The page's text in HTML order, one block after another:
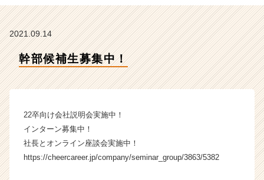
業
ム
ラ
ン】
ベ
チ
ャ
2021.09.14
幹部候補生募集中！
22卒向け会社説明会実施中！
インターン募集中！
社長とオンライン座談会実施中！
https://cheercareer.jp/company/seminar_group/3863/5382